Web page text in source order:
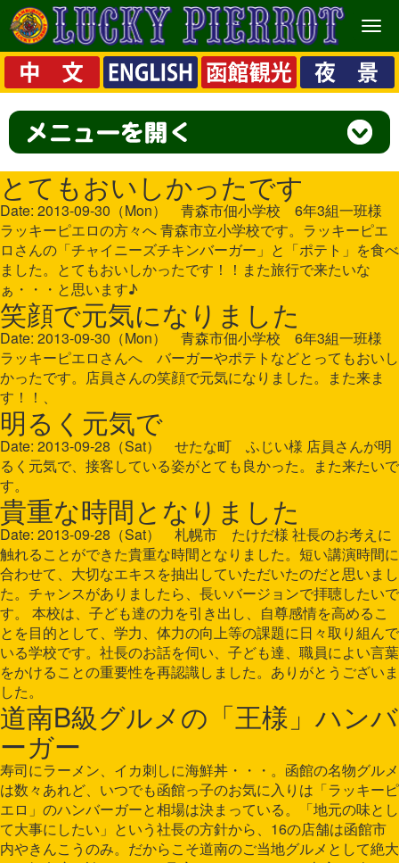
メ
ニ
ュ
ー
とてもおいしかったです
Date: 2013-09-30（Mon） 青森市佃小学校 6年3組一班様
ラッキーピエロの方々へ 青森市立小学校です。ラッキーピエ
ロさんの「チャイニーズチキンバーガー」と「ポテト」を食べ
ました。とてもおいしかったです！！また旅行で来たいな
ぁ・・・と思います♪
笑顔で元気になりました
Date: 2013-09-30（Mon） 青森市佃小学校 6年3組一班様
ラッキーピエロさんへ バーガーやポテトなどとってもおいし
かったです。店員さんの笑顔で元気になりました。また来ま
す！！、
明るく元気で
Date: 2013-09-28（Sat） せたな町 ふじい様 店員さんが明
るく元気で、接客している姿がとても良かった。また来たいで
す。
貴重な時間となりました
Date: 2013-09-28（Sat） 札幌市 たけだ様 社長のお考えに
触れることができた貴重な時間となりました。短い講演時間に
合わせて、大切なエキスを抽出していただいたのだと思いまし
た。チャンスがありましたら、長いバージョンで拝聴したいで
す。 本校は、子ども達の力を引き出し、自尊感情を高めるこ
とを目的として、学力、体力の向上等の課題に日々取り組んで
いる学校です。社長のお話を伺い、子ども達、職員によい言葉
をかけることの重要性を再認識しました。ありがとうございま
した。
道南B級グルメの「王様」ハンバ
ーガー
寿司にラーメン、イカ刺しに海鮮丼・・・。函館の名物グルメ
は数々あれど、いつでも函館っ子のお気に入りは「ラッキーピ
エロ」のハンバーガーと相場は決まっている。「地元の味とし
て大事にしたい」という社長の方針から、16の店舗は函館市
内やきんこうのみ。だからこそ道南のご当地グルメとして絶大